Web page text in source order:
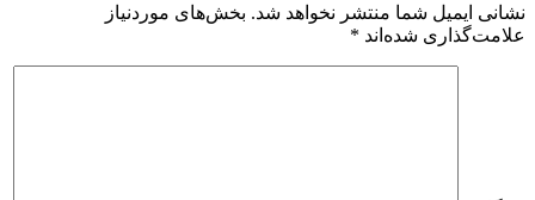
نشانی ایمیل شما منتشر نخواهد شد. بخش‌های موردنیاز
علامت‌گذاری شده‌اند *